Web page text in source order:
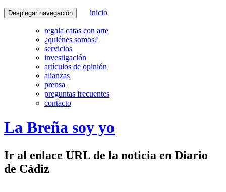
Desplegar navegación inicio
regala catas con arte
¿quiénes somos?
servicios
investigación
artículos de opinión
alianzas
prensa
preguntas frecuentes
contacto
La Breña soy yo
Ir al enlace URL de la noticia en Diario
de Cádiz